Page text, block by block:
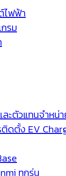
ไฟฟ้า
รม
ละตัวแทนจำหน่
ติดตั้ง EV
ทุกรุ่น